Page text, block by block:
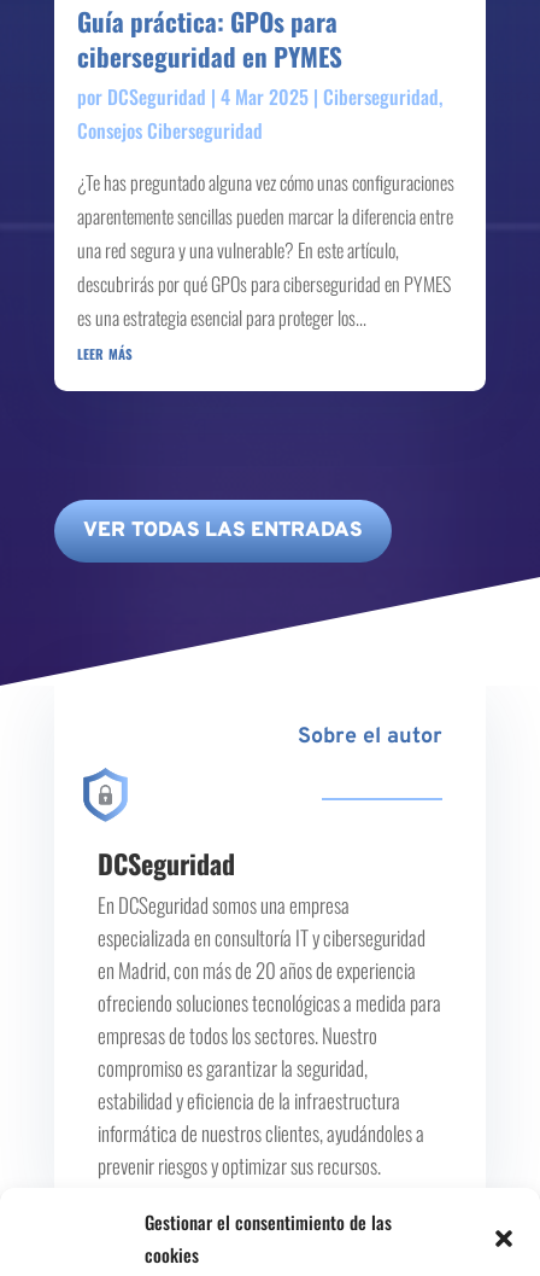
Gestionar el consentimiento de las
cookies
Guía práctica: GPOs para
ciberseguridad en PYMES
por DCSeguridad | 4 Mar 2025| Ciberseguridad,
Consejos Ciberseguridad
¿Te has preguntado alguna vez cómo unas configuraciones
aparentemente sencillas pueden marcar la diferencia entre
una red segura y una vulnerable? En este artículo,
descubrirás por qué GPOs para ciberseguridad en PYMES
es una estrategia esencial para proteger los...
leer más
VER TODAS LAS ENTRADAS
Sobre el autor
DCSeguridad
En DCSeguridad somos una empresa
especializada en consultoría IT y ciberseguridad
en Madrid, con más de 20 años de experiencia
ofreciendo soluciones tecnológicas a medida para
empresas de todos los sectores. Nuestro
compromiso es garantizar la seguridad,
estabilidad y eficiencia de la infraestructura
informática de nuestros clientes, ayudándoles a
prevenir riesgos y optimizar sus recursos.